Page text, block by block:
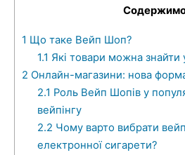
1 Що таке Вейп Шоп?
1.1 Які товари можна знайти
2 Онлайн-магазини: нова
2.1 Роль Вейп Шопів у
вейпінгу
2.2 Чому варто вибрати
електронної сигарети?